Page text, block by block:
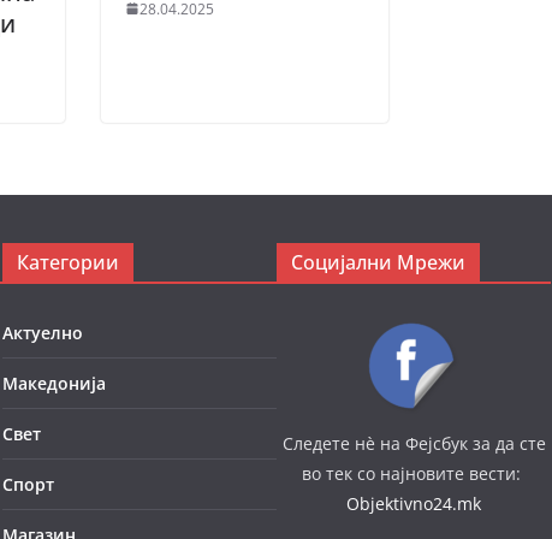
28.04.2025
Категории
Актуелно
Македонија
Свет
Спорт
Магазин
Социјални Мрежи
Следете нè на Фејсбук за да сте
во тек со најновите вести:
Objektivno24.mk